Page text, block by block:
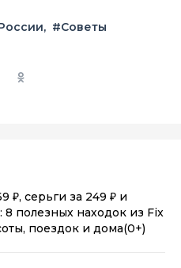
#Советы
₽, серьги за 249 ₽ и
8 полезных находок из Fix
поездок и дома(0+)